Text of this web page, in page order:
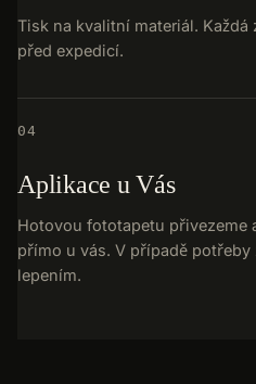
Tisk na kvalitní materiál.
před expedicí.
04
Aplikace u Vás
Hotovou fototapetu přivezeme
přímo u vás. V případě
lepením.